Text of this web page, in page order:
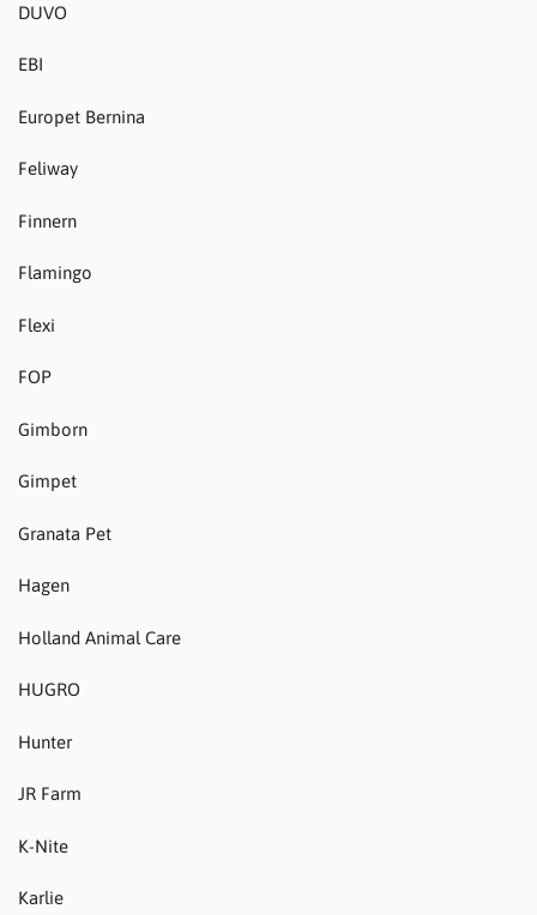
DUVO
EBI
Europet Bernina
Feliway
Finnern
Flamingo
Flexi
FOP
Gimborn
Gimpet
Granata Pet
Hagen
Holland Animal Care
HUGRO
Hunter
JR Farm
K-Nite
Karlie